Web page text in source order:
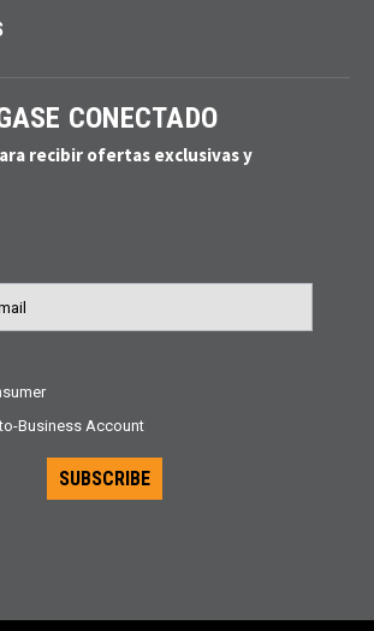
CONECTADO
recibir ofertas exclusivas y
Business Account
SUBSCRIBE